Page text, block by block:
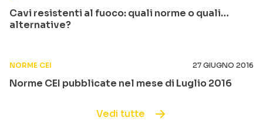
Cavi resistenti al fuoco: quali norme o quali…
alternative?
NORME CEI 27 GIUGNO 2016
Norme CEI pubblicate nel mese di Luglio 2016
Vedi tutte